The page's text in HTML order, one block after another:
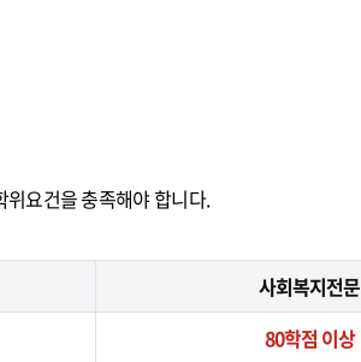
요건을 충족해야 합니다.
사회복지전문
80학점 이상